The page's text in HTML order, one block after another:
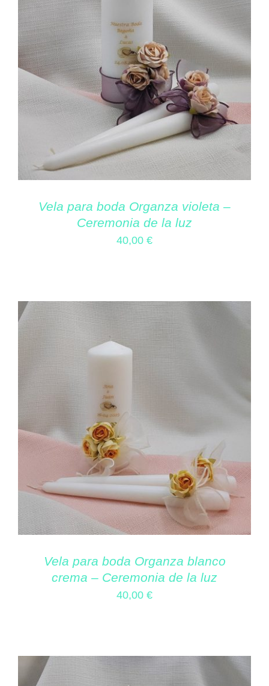
Vela para boda Organza violeta –
Ceremonia de la luz
40,00 €
Vela para boda Organza blanco
crema – Ceremonia de la luz
40,00 €